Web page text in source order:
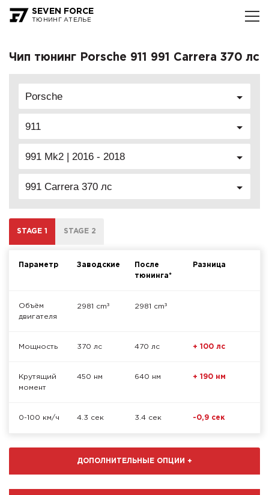
SEVEN FORCE
ТЮНИНГ АТЕЛЬЕ
Чип тюнинг Porsche 911 991 Carrera 370 лс
Porsche
911
991 Mk2 | 2016 - 2018
991 Carrera 370 лс
STAGE 1 STAGE 2
Параметр Заводские
После
тюнинга*
Разница
Объём
двигателя
2981 cm³ 2981 cm³
Мощность 370 лс 470 лс + 100 лс
Крутящий
момент
450 нм 640 нм + 190 нм
0-100 км/ч 4.3 сек 3.4 сек -0,9 сек
ДОПОЛНИТЕЛЬНЫЕ ОПЦИИ +